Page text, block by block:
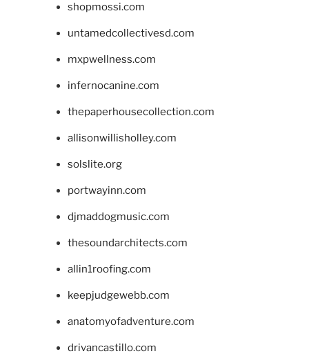
shopmossi.com
untamedcollectivesd.com
mxpwellness.com
infernocanine.com
thepaperhousecollection.com
allisonwillisholley.com
solslite.org
portwayinn.com
djmaddogmusic.com
thesoundarchitects.com
allin1roofing.com
keepjudgewebb.com
anatomyofadventure.com
drivancastillo.com